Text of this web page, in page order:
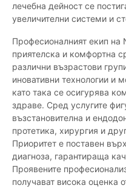
лечебна дейност се
увеличителни системи и
Професионалният екип на
приятелска и комфортна
различни възрастови
иновативни технологии и
като така се осигурява
здраве. Сред услугите
възстановителна и
протетика, хирургия и
Приоритет е поставен
диагноза, гарантираща
Проявените
получават висока оценка